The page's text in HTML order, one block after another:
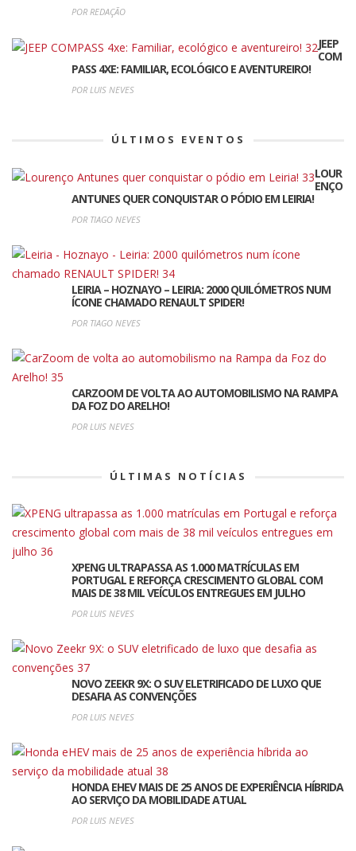
POR REDAÇÃO
JEEP
COM
PASS 4XE: FAMILIAR, ECOLÓGICO E AVENTUREIRO!
POR LUIS NEVES
ÚLTIMOS EVENTOS
LOUR
ENÇO
ANTUNES QUER CONQUISTAR O PÓDIO EM LEIRIA!
POR TIAGO NEVES
LEIRIA – HOZNAYO – LEIRIA: 2000 QUILÓMETROS NUM
ÍCONE CHAMADO RENAULT SPIDER!
POR TIAGO NEVES
CARZOOM DE VOLTA AO AUTOMOBILISMO NA RAMPA
DA FOZ DO ARELHO!
POR LUIS NEVES
ÚLTIMAS NOTÍCIAS
XPENG ULTRAPASSA AS 1.000 MATRÍCULAS EM
PORTUGAL E REFORÇA CRESCIMENTO GLOBAL COM
MAIS DE 38 MIL VEÍCULOS ENTREGUES EM JULHO
POR LUIS NEVES
NOVO ZEEKR 9X: O SUV ELETRIFICADO DE LUXO QUE
DESAFIA AS CONVENÇÕES
POR LUIS NEVES
HONDA EHEV MAIS DE 25 ANOS DE EXPERIÊNCIA HÍBRIDA
AO SERVIÇO DA MOBILIDADE ATUAL
POR LUIS NEVES